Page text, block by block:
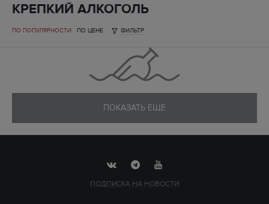
КРЕПКИЙ АЛКОГОЛЬ
ПО ПОПУЛЯРНОСТИ ПО ЦЕНЕ ФИЛЬТР
ПОКАЗАТЬ ЕЩЕ
ПОДПИСКА НА НОВОСТИ